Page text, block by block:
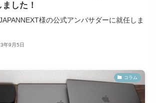
した！
様の公式アンバサダーに就任しま
年9月5日
コラム